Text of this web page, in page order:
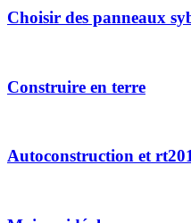
Choisir des panneaux
Construire en terre
Autoconstruction et